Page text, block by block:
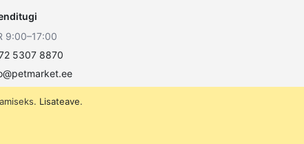
Lisateave.
9:00–17:00
5307 8870